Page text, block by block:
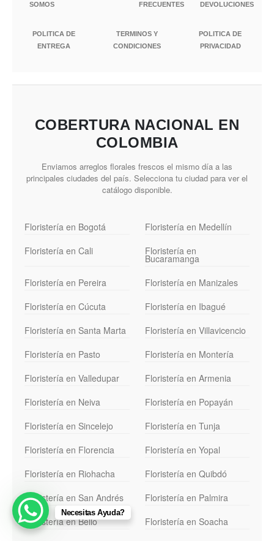
SOMOS
FRECUENTES
DEVOLUCIONES
POLITICA DE
ENTREGA
TERMINOS Y
CONDICIONES
POLITICA DE
PRIVACIDAD
COBERTURA NACIONAL EN
COLOMBIA
Enviamos arreglos florales frescos el mismo día a las
principales ciudades del país. Selecciona tu ciudad para ver el
catálogo disponible.
Floristería en Bogotá
Floristería en Medellín
Floristería en Cali
Floristería en
Bucaramanga
Floristería en Pereira
Floristería en Manizales
Floristería en Cúcuta
Floristería en Ibagué
Floristería en Santa Marta
Floristería en Villavicencio
Floristería en Pasto
Floristería en Montería
Floristería en Valledupar
Floristería en Armenia
Floristería en Neiva
Floristería en Popayán
Floristería en Sincelejo
Floristería en Tunja
Floristería en Florencia
Floristería en Yopal
Floristería en Riohacha
Floristería en Quibdó
Floristería en San Andrés
Floristería en Palmira
Floristería en Bello
Floristería en Soacha
Necesitas Ayuda?